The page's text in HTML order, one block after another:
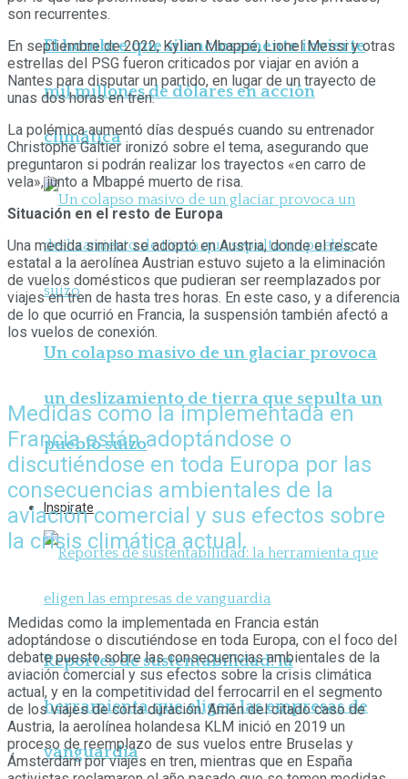
El hombre que silenciosamente invierte
mil millones de dólares en acción
climática
Un colapso masivo de un glaciar provoca
un deslizamiento de tierra que sepulta un
pueblo suizo
Inspirate
Reportes de sustentabilidad: la
herramienta que eligen las empresas de
vanguardia
son recurrentes.
En septiembre de 2022, Kylian Mbappé, Lionel Messi y otras
estrellas del PSG fueron criticados por viajar en avión a
Nantes para disputar un partido, en lugar de un trayecto de
unas dos horas en tren.
La polémica aumentó días después cuando su entrenador
Christophe Galtier ironizó sobre el tema, asegurando que
preguntaron si podrán realizar los trayectos «en carro de
vela», junto a Mbappé muerto de risa.
Situación en el resto de Europa
Una medida similar se adoptó en Austria, donde el rescate
estatal a la aerolínea Austrian estuvo sujeto a la eliminación
de vuelos domésticos que pudieran ser reemplazados por
viajes en tren de hasta tres horas. En este caso, y a diferencia
de lo que ocurrió en Francia, la suspensión también afectó a
los vuelos de conexión.
Medidas como la implementada en
Francia están adoptándose o
discutiéndose en toda Europa por las
consecuencias ambientales de la
aviación comercial y sus efectos sobre
la crisis climática actual.
Medidas como la implementada en Francia están
adoptándose o discutiéndose en toda Europa, con el foco del
debate puesto sobre las consecuencias ambientales de la
aviación comercial y sus efectos sobre la crisis climática
actual, y en la competitividad del ferrocarril en el segmento
de los viajes de corta duración. Amén del citado caso de
Austria, la aerolínea holandesa KLM inició en 2019 un
proceso de reemplazo de sus vuelos entre Bruselas y
Ámsterdam por viajes en tren, mientras que en España